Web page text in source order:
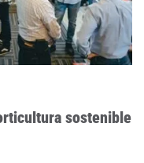
sostenible